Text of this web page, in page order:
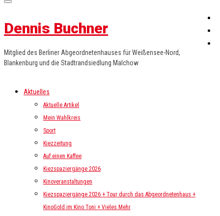
Dennis Buchner
Mitglied des Berliner Abgeordnetenhauses für Weißensee-Nord,
Blankenburg und die Stadtrandsiedlung Malchow
Aktuelles
Aktuelle Artikel
Mein Wahlkreis
Sport
Kiezzeitung
Auf einen Kaffee
Kiezspaziergänge 2026
Kinoveranstaltungen
Kiezspaziergänge 2026 + Tour durch das Abgeordnetenhaus +
KinoGold im Kino Toni + Vieles Mehr